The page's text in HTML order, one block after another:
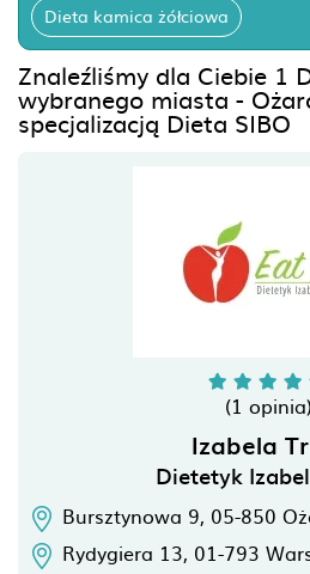
Dieta kamica żółciowa
Znaleźliśmy dla Ciebie 1
wybranego miasta -
specjalizacją Dieta SIBO
(1 opinia)
Izabela
Dietetyk
Bursztynowa 9, 05-850
Rydygiera 13, 01-793